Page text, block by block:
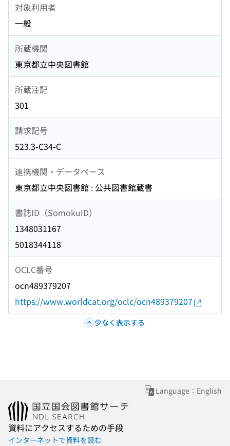
対象利用者
一般
所蔵機関
東京都立中央図書館
所蔵注記
301
請求記号
523.3-C34-C
連携機関・データベース
東京都立中央図書館 : 公共図書館蔵書
書誌ID（SomokuID）
1348031167
5018344118
OCLC番号
ocn489379207
https://www.worldcat.org/oclc/ocn489379207
少なく表示する
Language：English
資料にアクセスするための手段
インターネットで資料を読む